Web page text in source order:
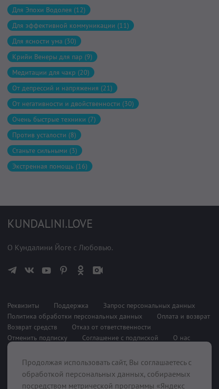
Для Эпохи Водолея (12)
Для эффективной коммуникации (11)
Для ясности ума (30)
Крийи Венеры для пар (9)
Медитации для чакр (20)
От депрессий и напряжения (21)
От негативности и двойственности (30)
Очень быстрые техники (7)
Против усталости (8)
Станьте сильными (3)
Экстренная помощь (16)
KUNDALINI.LOVE
О Кундалини Йоге с Любовью.
Реквизиты Поддержка
Запрос персональных данных
Политика обработки персональных данных
Оплата и возврат
Возврат средств
Отказ от ответственности
Отменить подписку
Соглашение с подпиской О нас
При поддержке
Продолжая использовать сайт, Вы соглашаетесь с
обработкой персональных данных, собираемых
посредством метрической программы «Яндекс